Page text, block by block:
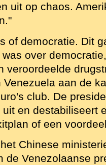
uit op chaos.
of democratie. Dit
over
veroordeelde
aan de
club. De
en destabiliseert
of een
Chinese
de Venezolaanse